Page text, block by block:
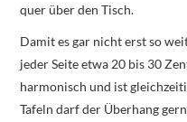
quer über den Tisch.
Damit es gar nicht erst so
jeder Seite etwa 20 bis 30
harmonisch und ist
Tafeln darf der Überhang